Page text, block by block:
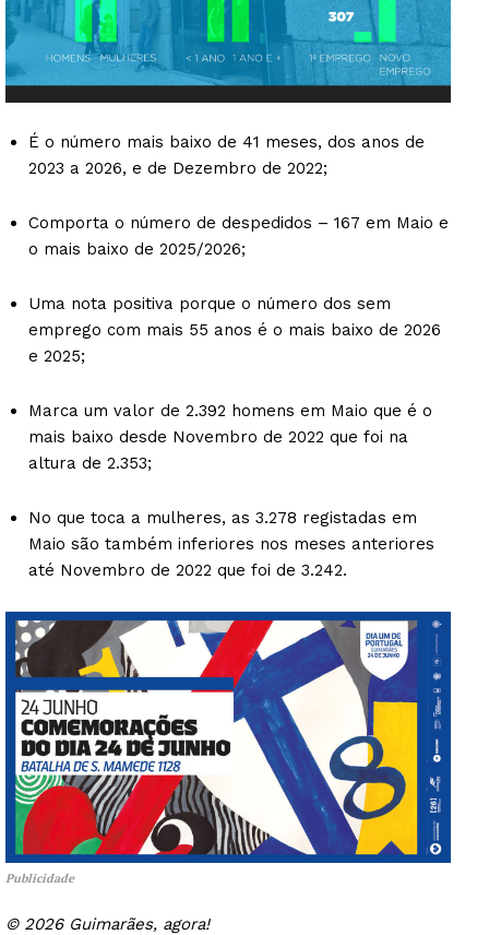
É o número mais baixo de 41 meses, dos anos de
2023 a 2026, e de Dezembro de 2022;
Comporta o número de despedidos – 167 em Maio e
o mais baixo de 2025/2026;
Uma nota positiva porque o número dos sem
emprego com mais 55 anos é o mais baixo de 2026
e 2025;
Marca um valor de 2.392 homens em Maio que é o
mais baixo desde Novembro de 2022 que foi na
altura de 2.353;
No que toca a mulheres, as 3.278 registadas em
Maio são também inferiores nos meses anteriores
até Novembro de 2022 que foi de 3.242.
Publicidade
© 2026 Guimarães, agora!